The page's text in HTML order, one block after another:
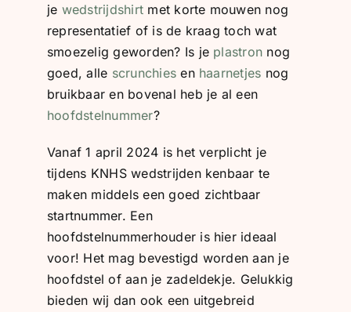
je wedstrijdshirt met korte mouwen nog
representatief of is de kraag toch wat
smoezelig geworden? Is je plastron nog
goed, alle scrunchies en haarnetjes nog
bruikbaar en bovenal heb je al een
hoofdstelnummer?
Vanaf 1 april 2024 is het verplicht je
tijdens KNHS wedstrijden kenbaar te
maken middels een goed zichtbaar
startnummer. Een
hoofdstelnummerhouder is hier ideaal
voor! Het mag bevestigd worden aan je
hoofdstel of aan je zadeldekje. Gelukkig
bieden wij dan ook een uitgebreid